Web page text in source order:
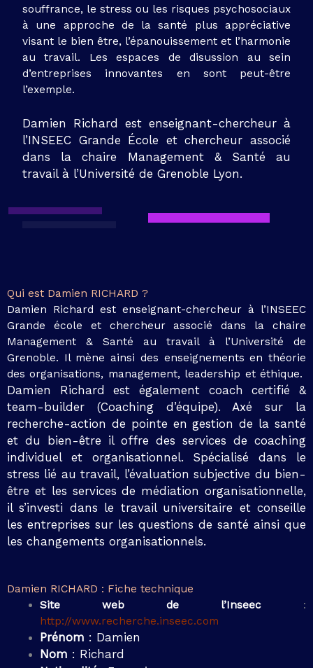
souffrance, le stress ou les risques psychosociaux
à une approche de la santé plus appréciative
visant le bien être, l’épanouissement et l’harmonie
au travail. Les espaces de disussion au sein
d’entreprises innovantes en sont peut-être
l’exemple.
Damien Richard est enseignant-chercheur à
l’INSEEC Grande École et chercheur associé
dans la chaire Management & Santé au
travail à l’Université de Grenoble Lyon.
Qui est Damien RICHARD ?
Damien Richard est enseignant-chercheur à l’INSEEC
Grande école et chercheur associé dans la chaire
Management & Santé au travail à l’Université de
Grenoble. Il mène ainsi des enseignements en théorie
des organisations, management, leadership et éthique.
Damien Richard est également coach certifié &
team-builder (Coaching d’équipe). Axé sur la
recherche-action de pointe en gestion de la santé
et du bien-être il offre des services de coaching
individuel et organisationnel. Spécialisé dans le
stress lié au travail, l’évaluation subjective du bien-
être et les services de médiation organisationnelle,
il s’investi dans le travail universitaire et conseille
les entreprises sur les questions de santé ainsi que
les changements organisationnels.
Damien RICHARD : Fiche technique
Site web de l’Inseec
:
http://www.recherche.inseec.com
Prénom : Damien
Nom : Richard